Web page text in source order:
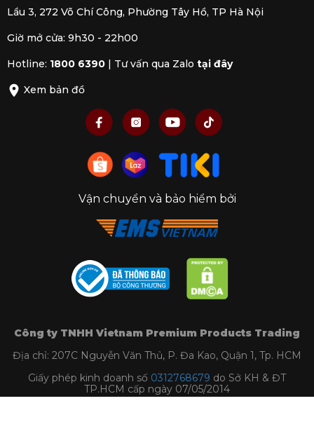
Lầu 3, 272 Võ Chí Công, Phường Tây Hồ, TP Hà Nội
Giờ mở cửa: 9h30 - 22h00
Hotline: 1800 6390 | Tư vấn qua Zalo tại đây
Xem bản đồ
Vận chuyển và bảo hiểm bởi
Công ty TNHH Vietnam Premium Products Trading
Địa chỉ: 207C Nguyễn Văn Thủ, P. Đa Kao, Quận 1, Tp. HCM
Giấy phép kinh doanh số 0312768679 do Sở KH & ĐT
TP.HCM cấp ngày 07/05/2014